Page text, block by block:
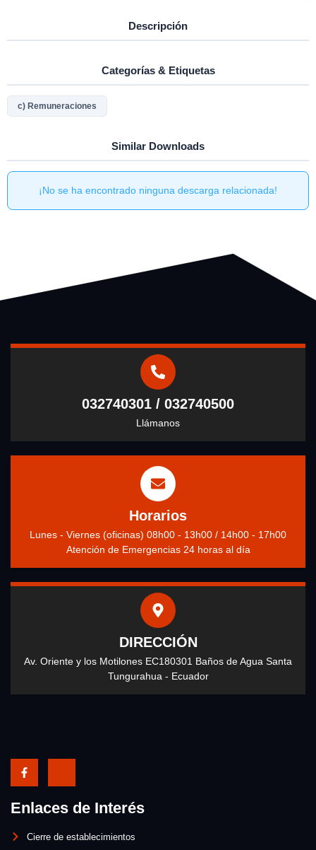
Descripción
Categorías & Etiquetas
c) Remuneraciones
Similar Downloads
¡No se ha encontrado ninguna descarga relacionada!
032740301 / 032740500
Llámanos
Horarios
Lunes - Viernes (oficinas) 08h00 - 13h00 / 14h00 - 17h00
Atención de Emergencias 24 horas al día
DIRECCIÓN
Av. Oriente y los Motilones EC180301 Baños de Agua Santa
Tungurahua - Ecuador
Enlaces de Interés
Cierre de establecimientos